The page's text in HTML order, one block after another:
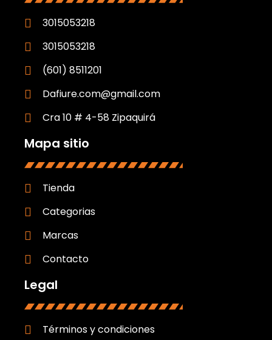
3015053218
3015053218
(601) 8511201
Dafiure.com@gmail.com
Cra 10 # 4-58 Zipaquirá
Mapa sitio
Tienda
Categorias
Marcas
Contacto
Legal
Términos y condiciones